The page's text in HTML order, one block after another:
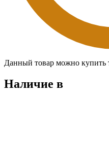
Данный товар можно купить
Наличие в